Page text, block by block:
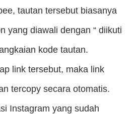
tautan tersebut biasanya
yang diawali dengan “ diikuti
kode tautan.
link tersebut, maka link
tercopy secara otomatis.
Instagram yang sudah